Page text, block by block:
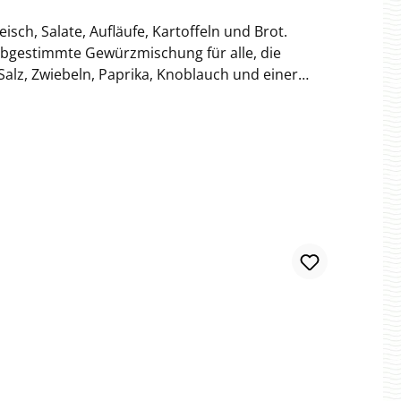
Salate, Aufläufe, Kartoffeln und Brot.
auf dem Tisch statt klassischem Salz und